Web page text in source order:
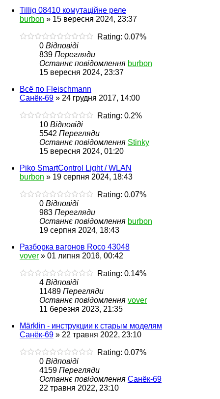
Tillig 08410 комутаційне реле
burbon » 15 вересня 2024, 23:37
Rating: 0.07%
0 Відповіді
839 Перегляди
Останнє повідомлення burbon
15 вересня 2024, 23:37
Всё по Fleischmann
Санёк-69 » 24 грудня 2017, 14:00
Rating: 0.2%
10 Відповіді
5542 Перегляди
Останнє повідомлення Stinky
15 вересня 2024, 01:20
Piko SmartControl Light / WLAN
burbon » 19 серпня 2024, 18:43
Rating: 0.07%
0 Відповіді
983 Перегляди
Останнє повідомлення burbon
19 серпня 2024, 18:43
Разборка вагонов Roco 43048
vover » 01 липня 2016, 00:42
Rating: 0.14%
4 Відповіді
11489 Перегляди
Останнє повідомлення vover
11 березня 2023, 21:35
Märklin - инструкции к старым моделям
Санёк-69 » 22 травня 2022, 23:10
Rating: 0.07%
0 Відповіді
4159 Перегляди
Останнє повідомлення Санёк-69
22 травня 2022, 23:10